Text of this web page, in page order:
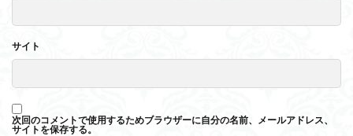
サイト
次回のコメントで使用するためブラウザーに自分の名前、メールアドレス、
サイトを保存する。